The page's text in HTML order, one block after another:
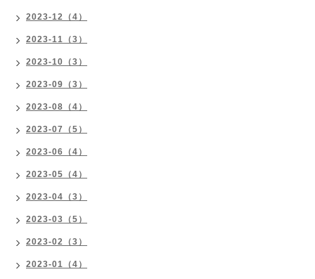
2023-12（4）
2023-11（3）
2023-10（3）
2023-09（3）
2023-08（4）
2023-07（5）
2023-06（4）
2023-05（4）
2023-04（3）
2023-03（5）
2023-02（3）
2023-01（4）